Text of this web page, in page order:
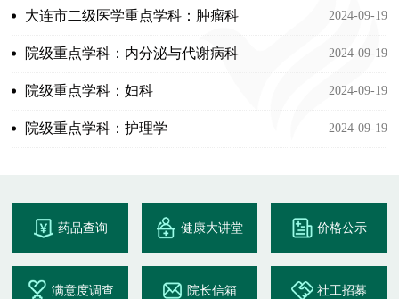
大连市二级医学重点学科：肿瘤科 2024-09-19
院级重点学科：内分泌与代谢病科 2024-09-19
院级重点学科：妇科 2024-09-19
院级重点学科：护理学 2024-09-19
药品查询 健康大讲堂 价格公示
满意度调查 院长信箱 社工招募